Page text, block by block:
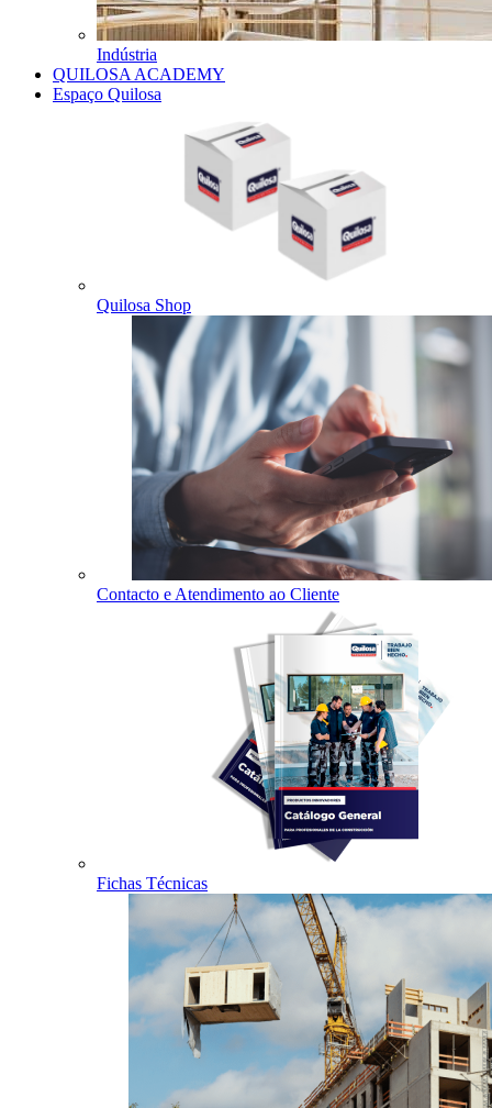
Indústria
QUILOSA ACADEMY
Espaço Quilosa
Quilosa Shop
Contacto e Atendimento ao Cliente
Fichas Técnicas